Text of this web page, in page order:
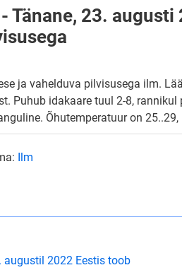
Tänane, 23.
ja vahelduva pilvisusega ilm.
Puhub idakaare tuul 2-8,
Õhutemperatuur on
Ilm
augustil 2022 Eestis toob